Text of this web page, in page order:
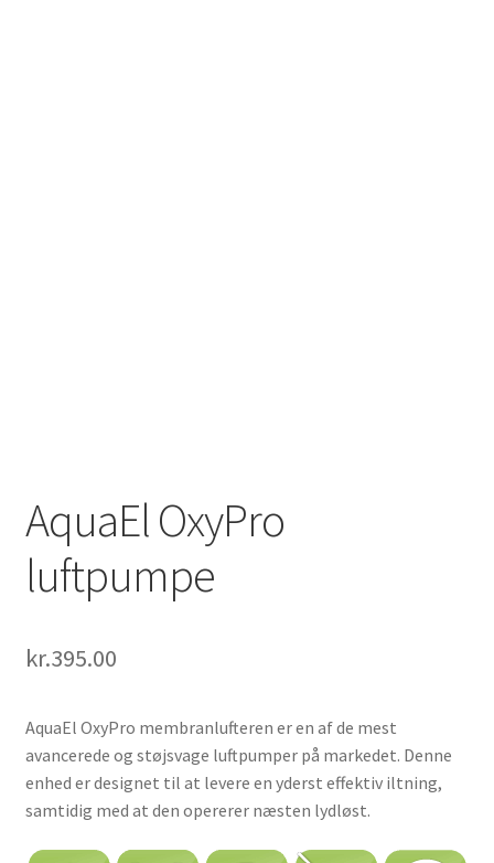
AquaEl OxyPro
luftpumpe
kr.395.00
AquaEl OxyPro membranlufteren er en af de mest
avancerede og støjsvage luftpumper på markedet. Denne
enhed er designet til at levere en yderst effektiv iltning,
samtidig med at den opererer næsten lydløst.